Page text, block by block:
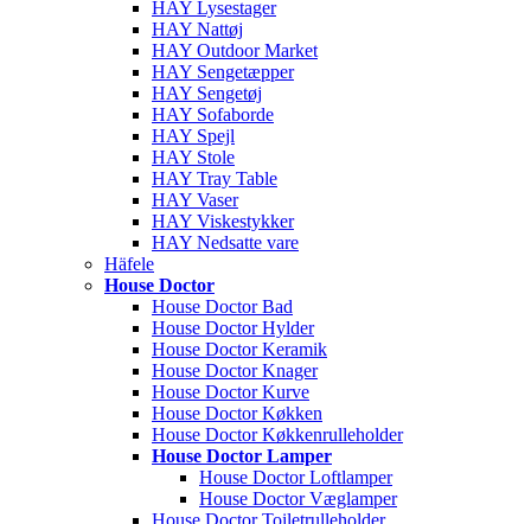
HAY Lysestager
HAY Nattøj
HAY Outdoor Market
HAY Sengetæpper
HAY Sengetøj
HAY Sofaborde
HAY Spejl
HAY Stole
HAY Tray Table
HAY Vaser
HAY Viskestykker
HAY Nedsatte vare
Häfele
House Doctor
House Doctor Bad
House Doctor Hylder
House Doctor Keramik
House Doctor Knager
House Doctor Kurve
House Doctor Køkken
House Doctor Køkkenrulleholder
House Doctor Lamper
House Doctor Loftlamper
House Doctor Væglamper
House Doctor Toiletrulleholder